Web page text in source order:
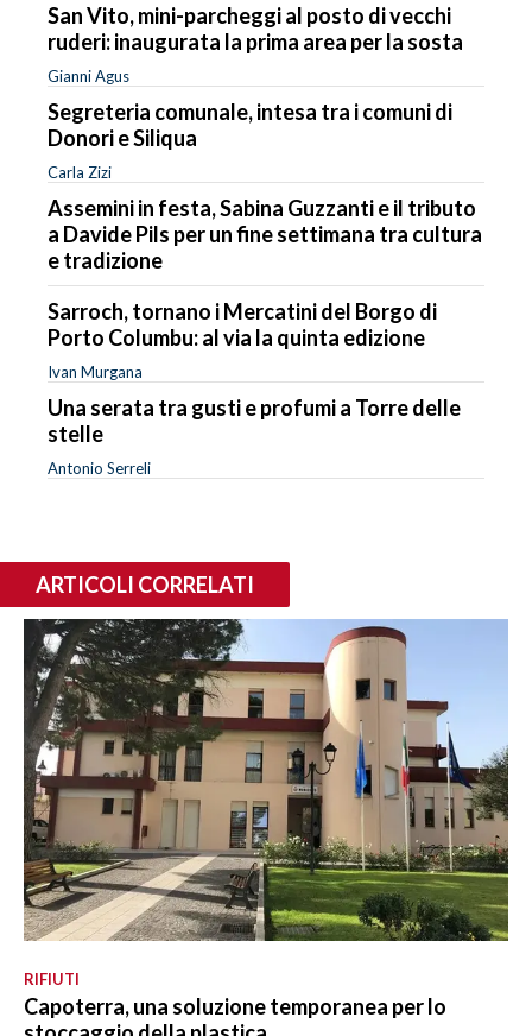
San Vito, mini-parcheggi al posto di vecchi
ruderi: inaugurata la prima area per la sosta
Gianni Agus
Segreteria comunale, intesa tra i comuni di
Donori e Siliqua
Carla Zizi
Assemini in festa, Sabina Guzzanti e il tributo
a Davide Pils per un fine settimana tra cultura
e tradizione
Sarroch, tornano i Mercatini del Borgo di
Porto Columbu: al via la quinta edizione
Ivan Murgana
Una serata tra gusti e profumi a Torre delle
stelle
Antonio Serreli
ARTICOLI CORRELATI
RIFIUTI
Capoterra, una soluzione temporanea per lo